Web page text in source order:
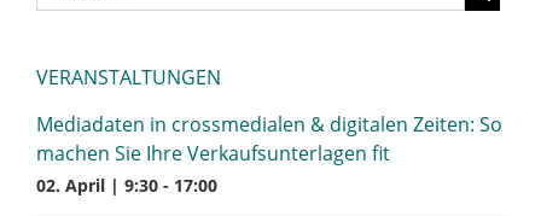
VERANSTALTUNGEN
Mediadaten in crossmedialen & digitalen Zeiten: So
machen Sie Ihre Verkaufsunterlagen fit
02. April | 9:30 - 17:00